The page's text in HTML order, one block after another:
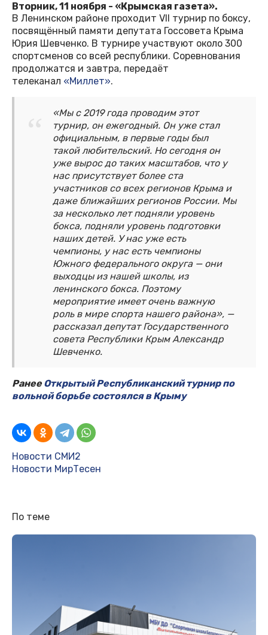
Вторник, 11 ноября - «Крымская газета».
В Ленинском районе проходит VII турнир по боксу,
посвящённый памяти депутата Госсовета Крыма
Юрия Шевченко. В турнире участвуют около 300
спортсменов со всей республики. Соревнования
продолжатся и завтра, передаёт
телеканал «Миллет».
«Мы с 2019 года проводим этот
турнир, он ежегодный. Он уже стал
официальным, в первые годы был
такой любительский. Но сегодня он
уже вырос до таких масштабов, что у
нас присутствует более ста
участников со всех регионов Крыма и
даже ближайших регионов России. Мы
за несколько лет подняли уровень
бокса, подняли уровень подготовки
наших детей. У нас уже есть
чемпионы, у нас есть чемпионы
Южного федерального округа — они
выходцы из нашей школы, из
ленинского бокса. Поэтому
мероприятие имеет очень важную
роль в мире спорта нашего района», —
рассказал депутат Государственного
совета Республики Крым Александр
Шевченко.
РанееОткрытый Республиканский турнир по
вольной борьбе состоялся в Крыму
Новости СМИ2
Новости МирТесен
По теме